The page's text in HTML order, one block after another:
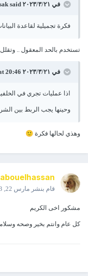
في ٢١‏/٣‏/٢٠٢٣ at 07:40, said:
فكرة تجميلية لقاعدة
تستخدم بالحد المعقول .. وتقلل
في ٢١‏/٣‏/٢٠٢٣ at 20:46,
اذا عمليات تجري في
وحينها يجب الربط بين
وهذي لحالها فكرة 🙂
abouelhassan
قام بنشر مارس 22, 2023
مشكور اخى الكريم
كل عام وانتم بخير وصحه